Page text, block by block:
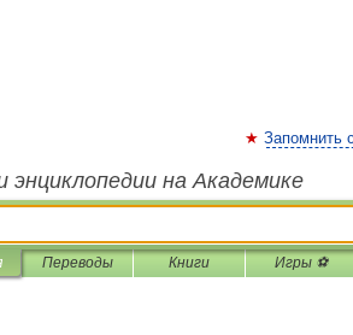
Запомнить
энциклопедии на Академике
Переводы Книги Игры ⚽